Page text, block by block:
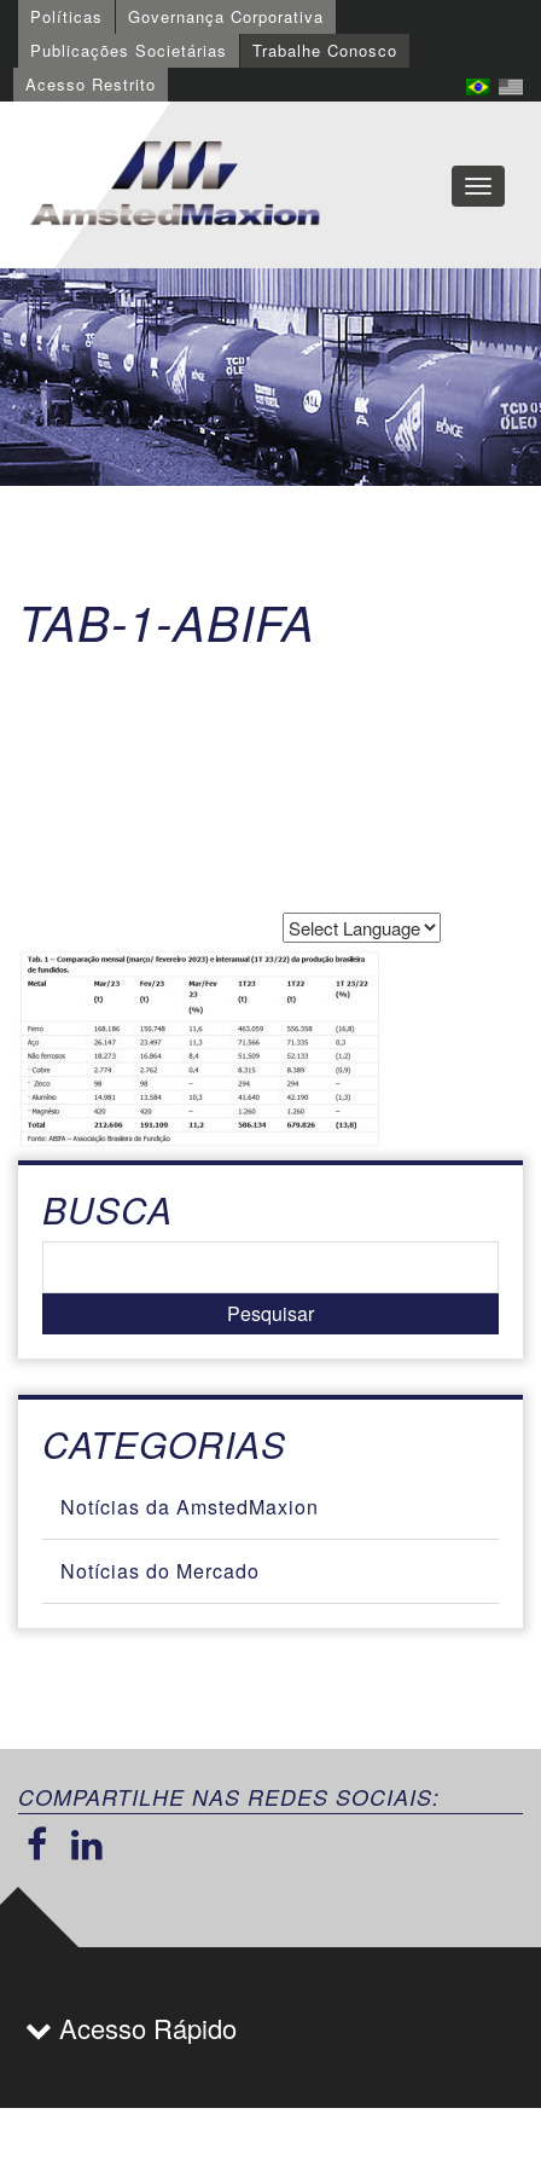
Políticas
Governança Corporativa
Publicações Societárias
Trabalhe Conosco
Acesso Restrito
TAB-1-ABIFA
Powered by
BUSCA
CATEGORIAS
Notícias da AmstedMaxion
Notícias do Mercado
COMPARTILHE NAS REDES SOCIAIS:
Acesso Rápido